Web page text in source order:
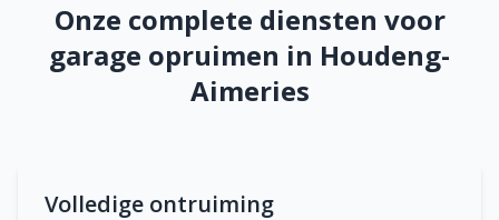
Onze complete diensten voor
garage opruimen in Houdeng-
Aimeries
Volledige ontruiming